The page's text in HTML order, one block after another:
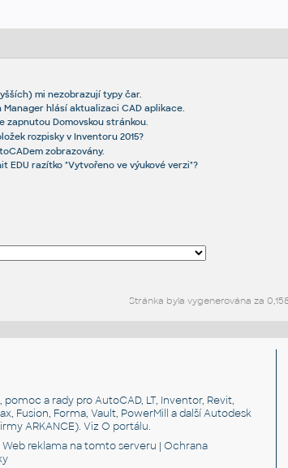
mi nezobrazují typy čar.
hlásí aktualizaci CAD aplikace.
zapnutou Domovskou stránkou.
rozpisky v Inventoru 2015?
zobrazovány.
EDU razítko "Vytvořeno ve výukové verzi"?
Stránka byla vygenerována za
pomoc a rady pro AutoCAD, LT, Inventor, Revit,
Fusion, Forma, Vault, PowerMill a další Autodesk
ARKANCE). VizO portálu.
Web reklama na tomto serveru |Ochrana